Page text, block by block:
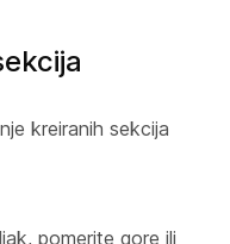
kreiranih sekcija
pomerite gore ili